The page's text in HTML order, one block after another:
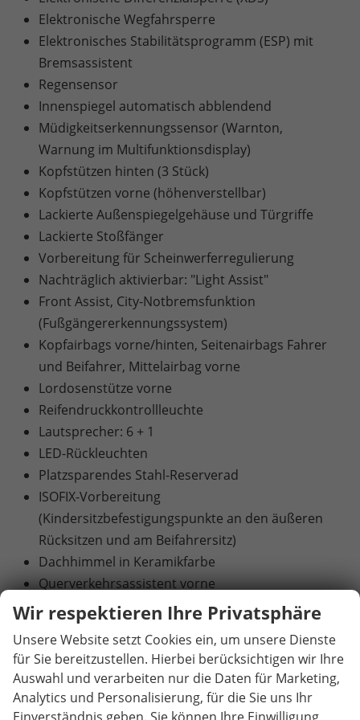
Elektronische Wegfahrsperre
Elektronisches Stabilitätsprogramm (ESP) mit
Bremsassistent
Regensensor
Innenspiegel automatisch abblendend
Müdigkeitserkennungssensor (Warnton,
Warnung im Multifunktionsdisplay)
Kopfstützen hinten (3 Stück)
Kopfstützen vorne (höhenverstellbar)
Lackierte Außenspiegelgehäuse und Türgriffe
Lackierte Stoßfänger
Vorbereitung für Scheinwerferregulierung
Nachträglich aktivierbar: "Light Assist"
Front Assist, City-Notbremsfunktion
(Fußgängererkennungssystem)
Kopfairbags vorne/hinten, Seitenairbags Fahrer
und Beifahrer, Mittelairbag vorne
Lordosenstütze vorne
Reifendruckkontrollleuchte
Lautsprecher: 6 + 1
LED-Rückleuchten
Platzsparendes Stahl-Reserverad
ISOFIX-Vorbereitung
(Kindersitzbefestigungspunkte an den äußeren
Rücksitzen und am Beifahrersitz)
Dachhimmel in Keramikfarbe
Querverkehrsassistent vorne
Zweiklanghorn
Ausweich- und Abbiegeassistent
Klimaanlage "Air Care Climatronic" (1-Zonen-
Automatik)
Komfort-Startfunktion "Keyless Start"
(schlüsselloses Starten, Startknopf in der
Wir respektieren Ihre Privatsphäre
Unsere Website setzt Cookies ein, um unsere Dienste
für Sie bereitzustellen. Hierbei berücksichtigen wir Ihre
Auswahl und verarbeiten nur die Daten für Marketing,
Analytics und Personalisierung, für die Sie uns Ihr
Einverständnis geben. Sie können Ihre Einwilligung